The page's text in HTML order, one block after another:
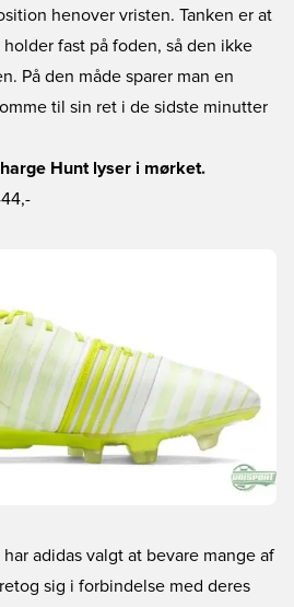
henover vristen. Tanken er at
fast på foden, så den ikke
På den måde sparer man en
til sin ret i de sidste minutter
Hunt lyser i mørket.
adidas valgt at bevare mange af
sig i forbindelse med deres